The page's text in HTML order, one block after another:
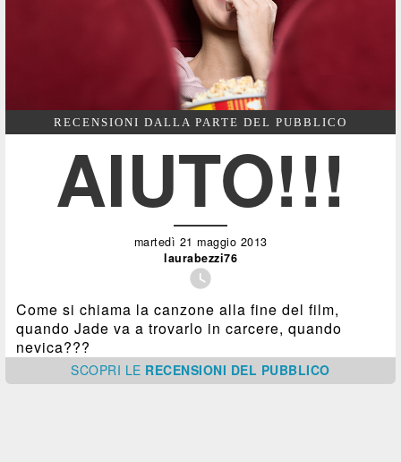
RECENSIONI DALLA PARTE DEL PUBBLICO
AIUTO!!!
martedì 21 maggio 2013
laurabezzi76

Come si chiama la canzone alla fine del film,
quando Jade va a trovarlo in carcere, quando
nevica???
SCOPRI LE RECENSIONI DEL PUBBLICO